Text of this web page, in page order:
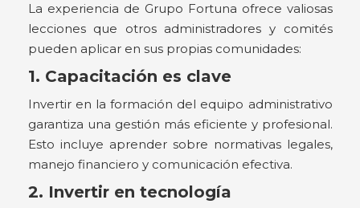
La experiencia de Grupo Fortuna ofrece valiosas
lecciones que otros administradores y comités
pueden aplicar en sus propias comunidades:
1. Capacitación es clave
Invertir en la formación del equipo administrativo
garantiza una gestión más eficiente y profesional.
Esto incluye aprender sobre normativas legales,
manejo financiero y comunicación efectiva.
2. Invertir en tecnología